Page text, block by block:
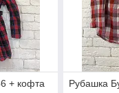
+ кофта
Рубашка